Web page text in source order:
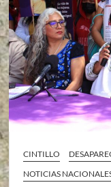
CINTILLO
NOTICIAS